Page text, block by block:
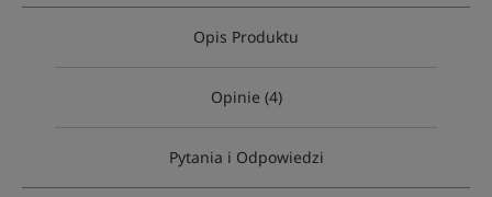
Opis Produktu
Opinie (4)
Pytania i Odpowiedzi